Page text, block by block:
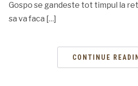
Gospo se gandeste tot timpul la
sa va faca […]
CONTINUE